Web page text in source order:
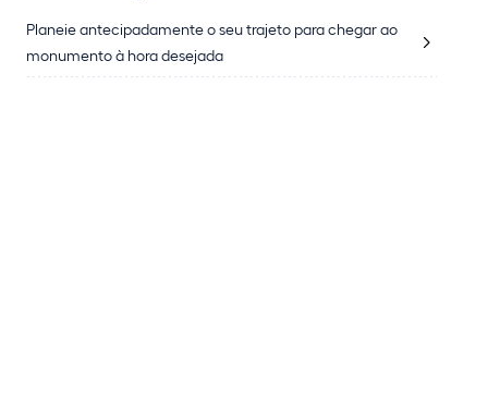
Planeie antecipadamente o seu trajeto para chegar ao
monumento à hora desejada